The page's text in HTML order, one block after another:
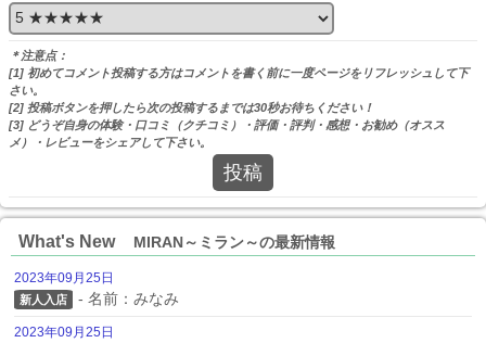
＊注意点：
[1] 初めてコメント投稿する方はコメントを書く前に一度ページをリフレッシュして下
さい。
[2] 投稿ボタンを押したら次の投稿するまでは30秒お待ちください！
[3] どうぞ自身の体験・口コミ（クチコミ）・評価・評判・感想・お勧め（オスス
メ）・レビューをシェアして下さい。
投稿
What's New MIRAN～ミラン～の最新情報
2023年09月25日
新人入店 - 名前：みなみ
2023年09月25日